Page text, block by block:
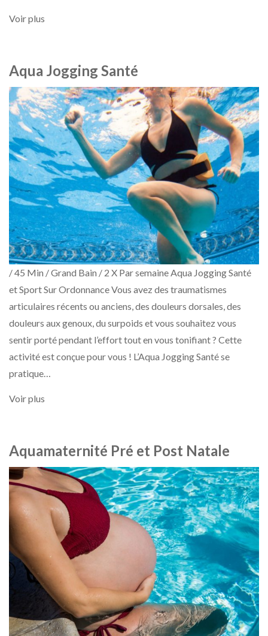
Voir plus
Aqua Jogging Santé
/ 45 Min / Grand Bain / 2 X Par semaine Aqua Jogging Santé
et Sport Sur Ordonnance Vous avez des traumatismes
articulaires récents ou anciens, des douleurs dorsales, des
douleurs aux genoux, du surpoids et vous souhaitez vous
sentir porté pendant l’effort tout en vous tonifiant ? Cette
activité est conçue pour vous ! L’Aqua Jogging Santé se
pratique…
Voir plus
Aquamaternité Pré et Post Natale